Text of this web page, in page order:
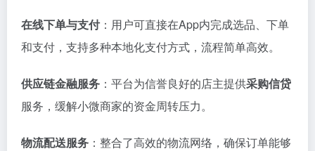
在线下单与支付：用户可直接在App内完成选品、下单
和支付，支持多种本地化支付方式，流程简单高效。
供应链金融服务 ：平台为信誉良好的店主提供采购信贷
服务，缓解小微商家的资金周转压力。
物流配送服务 ：整合了高效的物流网络，确保订单能够